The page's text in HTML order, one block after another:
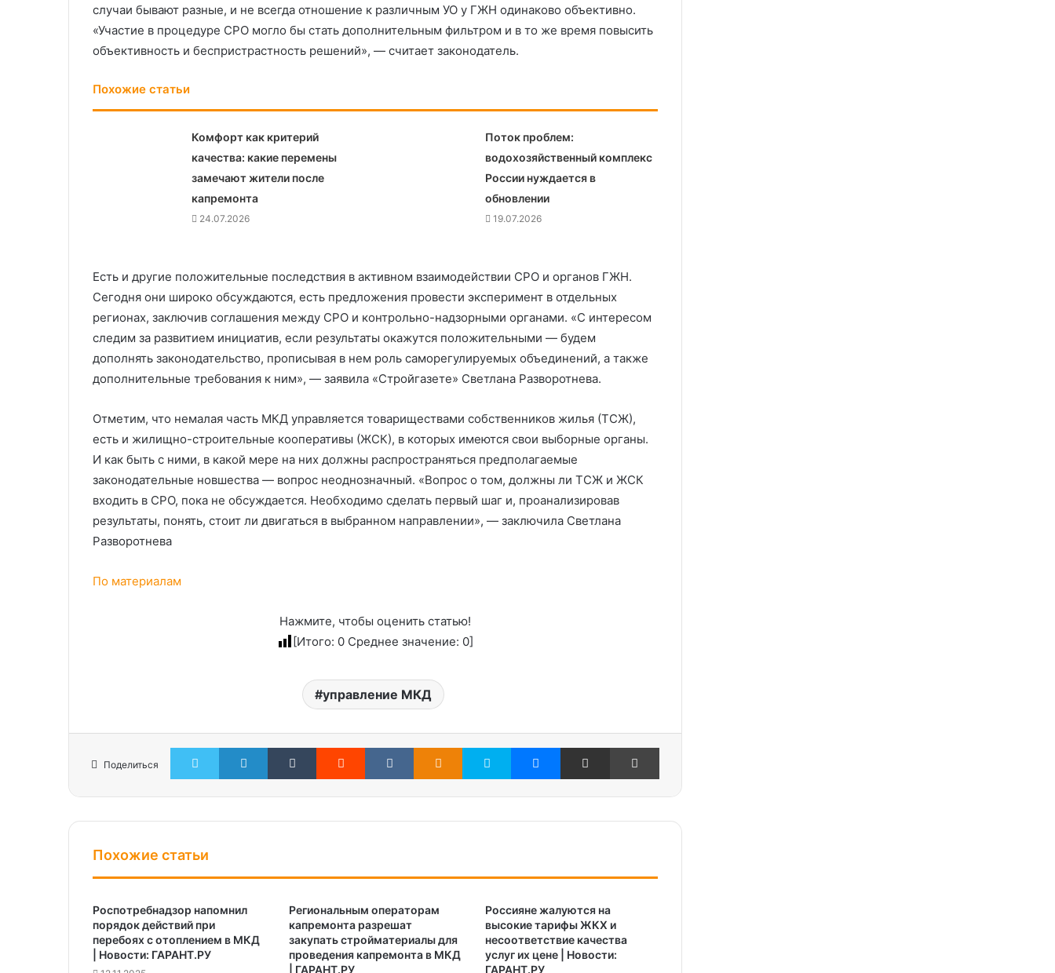
случаи бывают разные, и не всегда отношение к различным УО у ГЖН одинаково объективно.
«Участие в процедуре СРО могло бы стать дополнительным фильтром и в то же время повысить
объективность и беспристрастность решений», — считает законодатель.
Похожие статьи
Комфорт как критерий
качества: какие перемены
замечают жители после
капремонта
24.07.2026
Поток проблем:
водохозяйственный комплекс
России нуждается в
обновлении
19.07.2026
Есть и другие положительные последствия в активном взаимодействии СРО и органов ГЖН.
Сегодня они широко обсуждаются, есть предложения провести эксперимент в отдельных
регионах, заключив соглашения между СРО и контрольно-надзорными органами. «С интересом
следим за развитием инициатив, если результаты окажутся положительными — будем
дополнять законодательство, прописывая в нем роль саморегулируемых объединений, а также
дополнительные требования к ним», — заявила «Стройгазете» Светлана Разворотнева.
Отметим, что немалая часть МКД управляется товариществами собственников жилья (ТСЖ),
есть и жилищно-строительные кооперативы (ЖСК), в которых имеются свои выборные органы.
И как быть с ними, в какой мере на них должны распространяться предполагаемые
законодательные новшества — вопрос неоднозначный. «Вопрос о том, должны ли ТСЖ и ЖСК
входить в СРО, пока не обсуждается. Необходимо сделать первый шаг и, проанализировав
результаты, понять, стоит ли двигаться в выбранном направлении», — заключила Светлана
Разворотнева
По материалам
Нажмите, чтобы оценить статью!
[Итого: 0 Среднее значение: 0]
управление МКД
Поделиться
Twitter LinkedIn Tumblr Reddit ВконтактеОдноклассники
Skype MessengerПоделиться через электронную почту Печатать
Похожие статьи
Роспотребнадзор напомнил
порядок действий при
перебоях с отоплением в МКД
| Новости: ГАРАНТ.РУ
Региональным операторам
капремонта разрешат
закупать стройматериалы для
проведения капремонта в МКД
| ГАРАНТ.РУ
Россияне жалуются на
высокие тарифы ЖКХ и
несоответствие качества
услуг их цене | Новости:
ГАРАНТ.РУ